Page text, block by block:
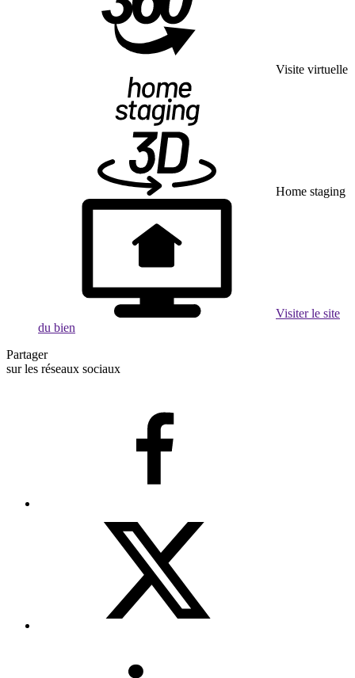
Visite virtuelle
Home staging
Visiter le site
du bien
Partager
sur les réseaux sociaux